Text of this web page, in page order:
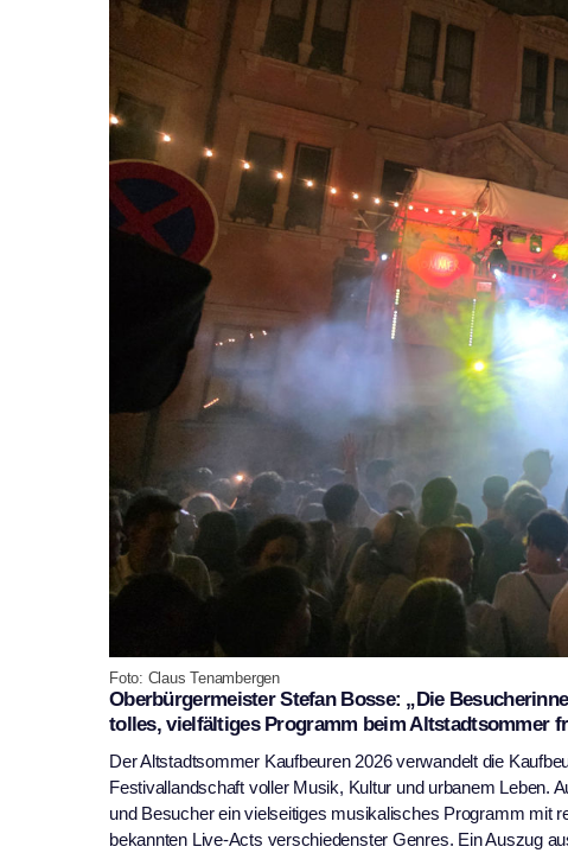
Foto: Claus Tenambergen
Oberbürgermeister Stefan Bosse: „Die
tolles, vielfältiges Programm beim Altstadtsommer
Der Altstadtsommer Kaufbeuren 2026 verwandelt die
Festivallandschaft voller Musik, Kultur und urbanem Leben.
und Besucher ein vielseitiges musikalisches Programm mit
bekannten Live-Acts verschiedenster Genres. Ein Auszug